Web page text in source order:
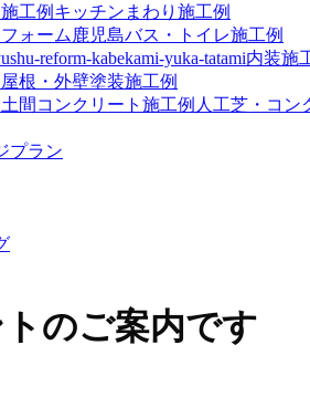
キッチンまわり施工例
バス・トイレ施工例
内装施
屋根・外壁塗装施工例
人工芝・コン
プラン
のご案内です